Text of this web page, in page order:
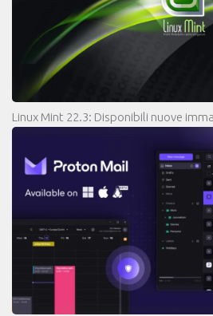
Linux Mint 22.3: Disponibili nuove